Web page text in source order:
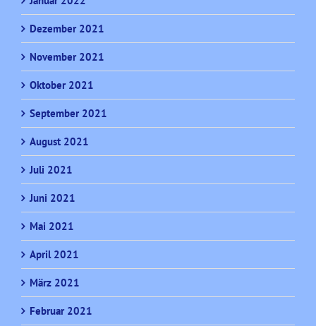
Dezember 2021
November 2021
Oktober 2021
September 2021
August 2021
Juli 2021
Juni 2021
Mai 2021
April 2021
März 2021
Februar 2021